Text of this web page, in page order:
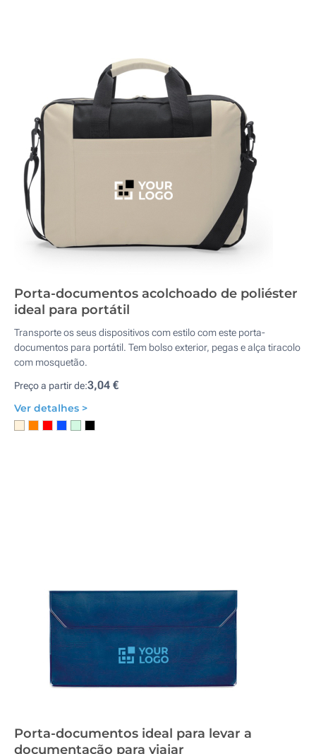
Porta-documentos acolchoado de poliéster
ideal para portátil
Transporte os seus dispositivos com estilo com este porta-
documentos para portátil. Tem bolso exterior, pegas e alça tiracolo
com mosquetão.
Preço a partir de:3,04 €
Ver detalhes >
Porta-documentos ideal para levar a
documentação para viajar